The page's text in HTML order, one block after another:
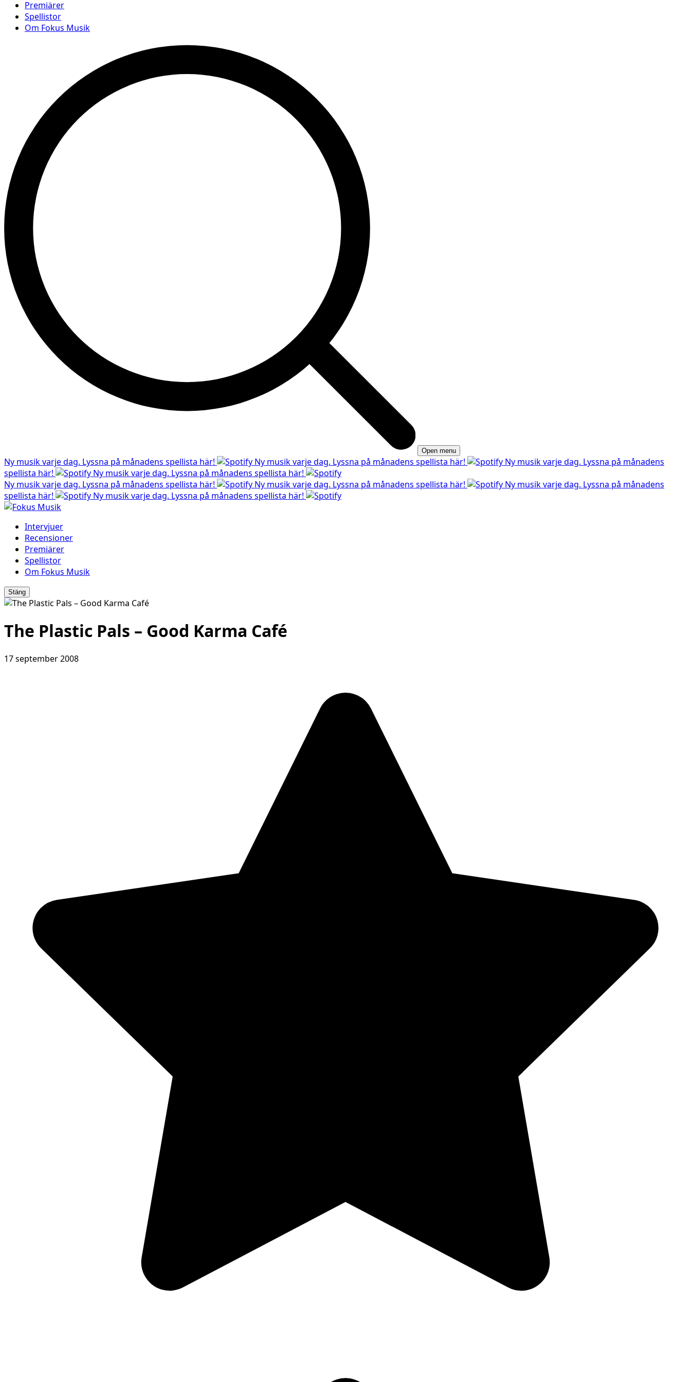
Premiärer
Spellistor
Om Fokus Musik
Open menu
Ny musik varje dag. Lyssna på månadens spellista här! Ny musik varje dag. Lyssna på månadens spellista här!
Ny musik varje dag. Lyssna på månadens
spellista här!
Ny musik varje dag. Lyssna på månadens spellista här!
Ny musik varje dag. Lyssna på månadens spellista här!
Ny musik varje dag. Lyssna på månadens spellista här!
Ny musik varje dag. Lyssna på månadens
spellista här!
Ny musik varje dag. Lyssna på månadens spellista här!
Intervjuer
Recensioner
Premiärer
Spellistor
Om Fokus Musik
Stäng
The Plastic Pals – Good Karma Café
17 september 2008